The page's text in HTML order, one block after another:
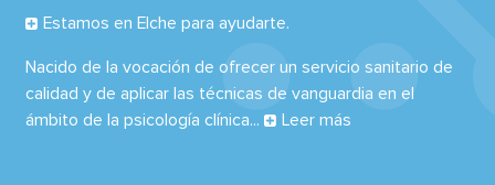
Estamos en Elche para ayudarte.
Nacido de la vocación de ofrecer un servicio sanitario de
calidad y de aplicar las técnicas de vanguardia en el
ámbito de la psicología clínica...
Leer más